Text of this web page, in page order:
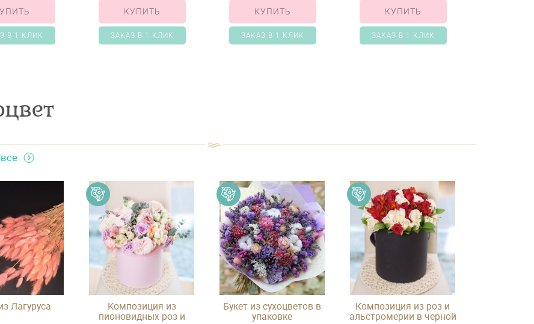
В 1 КЛИК
КУПИТЬ
ЗАКАЗ В 1 КЛИК
КУПИТЬ
ЗАКАЗ В 1 КЛИК
КУПИТЬ
ЗАКАЗ В 1 КЛИК
Лагуруса Композиция из
пионовидных роз и
Букет из сухоцветов в
упаковке
Композиция из роз и
альстромерии в черной